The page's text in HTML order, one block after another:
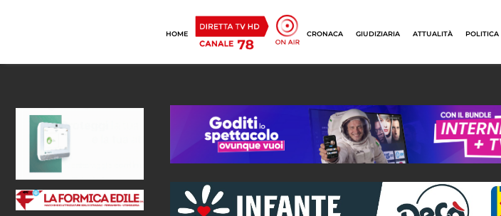
HOME CRONACA GIUDIZIARIA ATTUALITÀ POLITICA